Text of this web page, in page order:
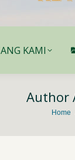
KAMI
Author
You
Home